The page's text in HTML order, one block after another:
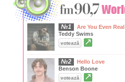
№1
Are You Even Real
Teddy Swims
votează ↗
№2
Hello Love
Benson Boone
votează ↗